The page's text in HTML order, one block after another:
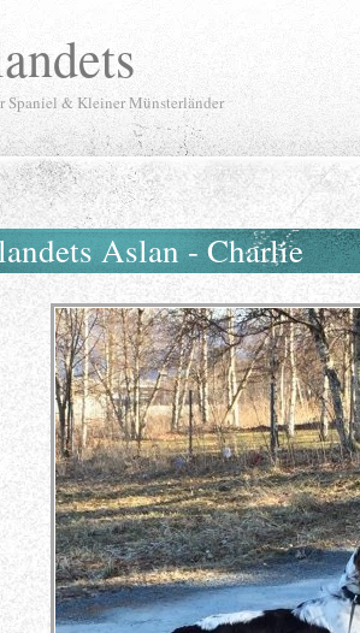
Spaniel & Kleiner Münsterländer
Aslan - Charlie